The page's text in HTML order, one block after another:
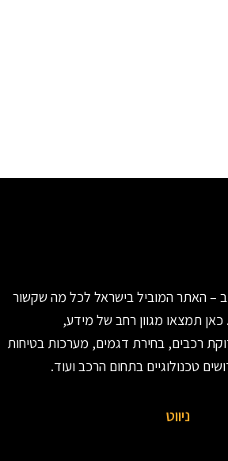
– האתר המוביל בישראל לכל מה שקשור
תמצאו מגוון רחב של מידע,
רכבים, בחירת דגמים, מערכות בטיחות
טכנולוגיים בתחום הרכב ועוד.
ניווט